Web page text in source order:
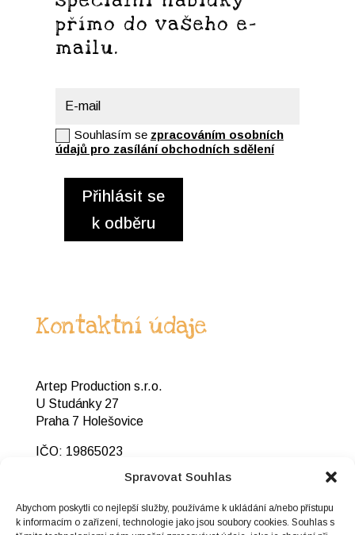
Spravovat Souhlas
Abychom poskytli co nejlepší služby, používáme k ukládání a/nebo přístupu
k informacím o zařízení, technologie jako jsou soubory cookies. Souhlas s
přímo do vašeho e-
mailu.
Souhlasím se zpracováním osobních
údajů pro zasílání obchodních sdělení
Přihlásit se
k odběru
Kontaktní údaje
Artep Production s.r.o.
U Studánky 27
Praha 7 Holešovice
IČO: 19865023
+420 725 312 120
info@pecivalecek.cz